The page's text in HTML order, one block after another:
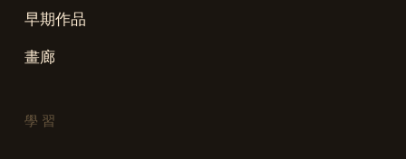
早期作品
畫廊
學習